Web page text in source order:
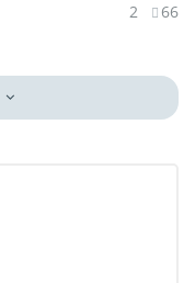
2 66